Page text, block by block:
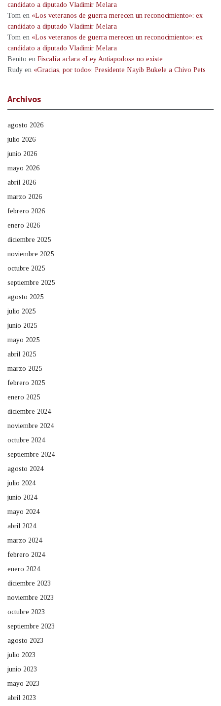
candidato a diputado Vladimir Melara
Tom en «Los veteranos de guerra merecen un reconocimiento»: ex
candidato a diputado Vladimir Melara
Tom en «Los veteranos de guerra merecen un reconocimiento»: ex
candidato a diputado Vladimir Melara
Benito en Fiscalía aclara «Ley Antiapodos» no existe
Rudy en «Gracias, por todo»: Presidente Nayib Bukele a Chivo Pets
Archivos
agosto 2026
julio 2026
junio 2026
mayo 2026
abril 2026
marzo 2026
febrero 2026
enero 2026
diciembre 2025
noviembre 2025
octubre 2025
septiembre 2025
agosto 2025
julio 2025
junio 2025
mayo 2025
abril 2025
marzo 2025
febrero 2025
enero 2025
diciembre 2024
noviembre 2024
octubre 2024
septiembre 2024
agosto 2024
julio 2024
junio 2024
mayo 2024
abril 2024
marzo 2024
febrero 2024
enero 2024
diciembre 2023
noviembre 2023
octubre 2023
septiembre 2023
agosto 2023
julio 2023
junio 2023
mayo 2023
abril 2023